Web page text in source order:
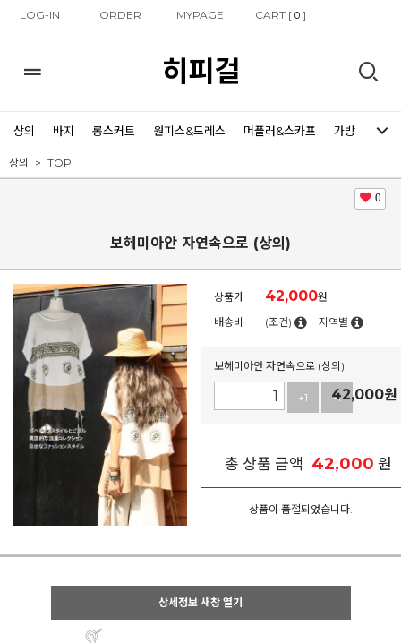
LOG-IN ORDER MYPAGE CART [0 ]
히피걸
상의 바지 롱스커트 원피스&드레스 머플러&스카프 가방 신발
상의 TOP
0
보헤미아안 자연속으로 (상의)
상품가 42,000원
배송비
(조건) 지역별
보헤미아안 자연속으로 (상의)
+1 -1
42,000원
총 상품 금액 42,000 원
상품이 품절되었습니다.
상세정보 새창 열기